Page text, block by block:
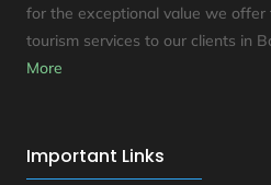
for the exceptional value we
tourism services to our clients in
More
Important Links